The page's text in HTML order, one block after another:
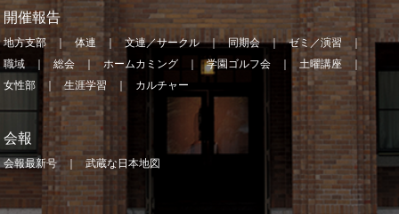
開催報告
地方支部 体連 文連／サークル 同期会
ゼミ／演習
職域
総会 ホームカミング 学園ゴルフ会
土曜講座
女性部
生涯学習 カルチャー
会報
会報最新号 武蔵な日本地図